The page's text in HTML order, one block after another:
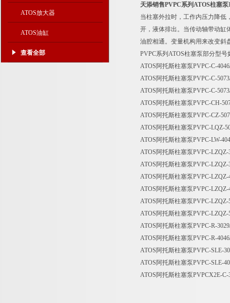
ATOS放大器
ATOS油缸
查看全部
天添销售PVPC系列ATOS柱塞泵
当柱塞外拉时，工作内压力降低
开，液体排出。当传动轴带动缸
油腔相通。变量机构用来改变斜
PVPC系列ATOS柱塞泵部分型号
ATOS阿托斯柱塞泵PVPC-C-
ATOS阿托斯柱塞泵PVPC-C-
ATOS阿托斯柱塞泵PVPC-C-
ATOS阿托斯柱塞泵PVPC-CH-
ATOS阿托斯柱塞泵PVPC-CZ-
ATOS阿托斯柱塞泵PVPC-LQZ-
ATOS阿托斯柱塞泵PVPC-LW-
ATOS阿托斯柱塞泵PVPC-LZQZ-
ATOS阿托斯柱塞泵PVPC-LZQZ-
ATOS阿托斯柱塞泵PVPC-LZQZ-
ATOS阿托斯柱塞泵PVPC-LZQZ-
ATOS阿托斯柱塞泵PVPC-LZQZ-
ATOS阿托斯柱塞泵PVPC-LZQZ-
ATOS阿托斯柱塞泵PVPC-R-
ATOS阿托斯柱塞泵PVPC-R-
ATOS阿托斯柱塞泵PVPC-SLE-
ATOS阿托斯柱塞泵PVPC-SLE-
ATOS阿托斯柱塞泵PVPCX2E-C-